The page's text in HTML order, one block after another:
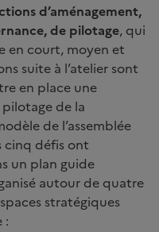
d’aménagement,
de pilotage, qui
en court, moyen et
suite à l’atelier sont
en place une
de la
de l’assemblée
cinq défis ont
un plan guide
autour de quatre
stratégiques
: